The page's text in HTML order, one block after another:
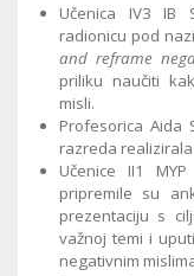
Učenica IV3 IB
radionicu pod
and reframe
priliku naučiti
misli.
Profesorica Aida
razreda
Učenice II1
pripremile su
prezentaciju s
važnoj temi i
negativnim